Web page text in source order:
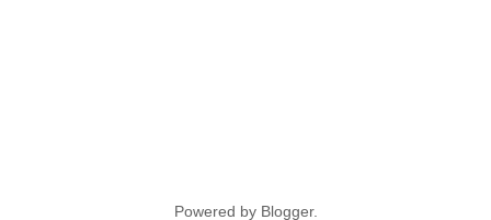
Powered by Blogger.